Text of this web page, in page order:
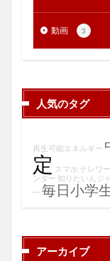
動画 3
人気のタグ
再生可能エネルギー
定 スマホ テレワ
ンター 知りたいんジ
一 毎日小学
アーカイブ